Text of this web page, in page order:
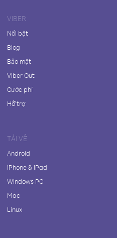
VIBER
Nổi bật
Blog
Bảo mật
Viber Out
Cước phí
Hỗ trợ
TẢI VỀ
Android
iPhone & iPad
Windows PC
Mac
Linux